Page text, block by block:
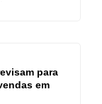
para
em